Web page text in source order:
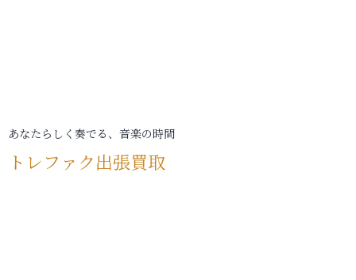
あなたらしく奏でる、音楽の時間
トレファク出張買取